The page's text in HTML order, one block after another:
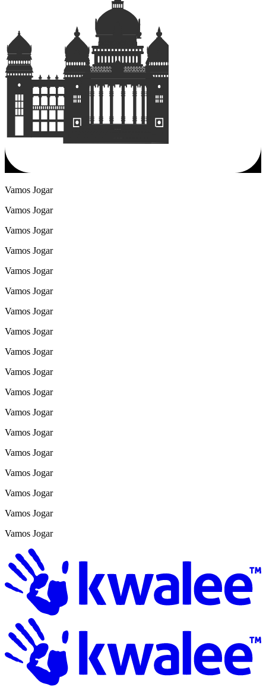
Vamos Jogar
Vamos Jogar
Vamos Jogar
Vamos Jogar
Vamos Jogar
Vamos Jogar
Vamos Jogar
Vamos Jogar
Vamos Jogar
Vamos Jogar
Vamos Jogar
Vamos Jogar
Vamos Jogar
Vamos Jogar
Vamos Jogar
Vamos Jogar
Vamos Jogar
Vamos Jogar